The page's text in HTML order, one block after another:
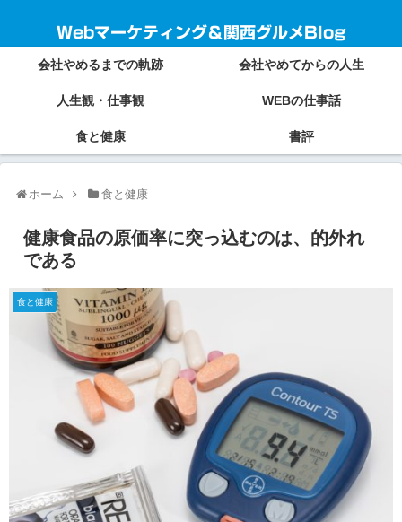
Webマーケティング＆関西グルメBlog
会社やめるまでの軌跡 会社やめてからの人生
人生観・仕事観 WEBの仕事話
食と健康 書評
ホーム 食と健康
健康食品の原価率に突っ込むのは、的外れ
である
食と健康